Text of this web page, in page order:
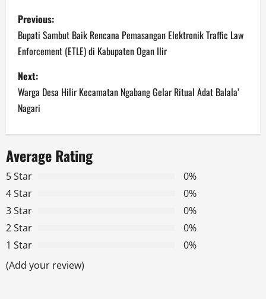
P
o
s
t
n
a
v
i
g
a
t
Previous:
Bupati Sambut Baik Rencana Pemasangan Elektronik Traffic Law
Enforcement (ETLE) di Kabupaten Ogan Ilir
Next:
Warga Desa Hilir Kecamatan Ngabang Gelar Ritual Adat Balala’
Nagari
Average Rating
5 Star
0%
4 Star
0%
3 Star
0%
2 Star
0%
1 Star
0%
(Add your review)